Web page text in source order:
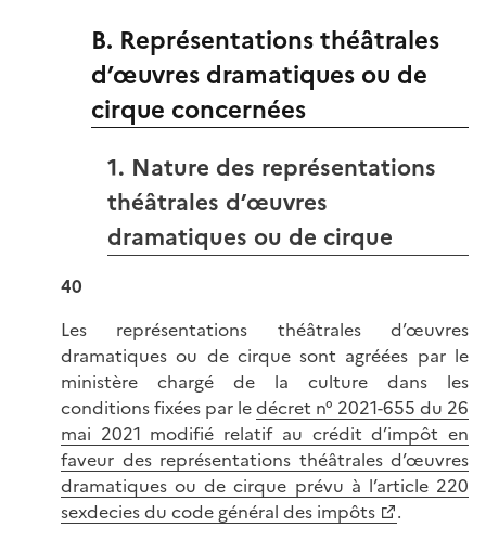
B. Représentations théâtrales
d’œuvres dramatiques ou de
cirque concernées
1. Nature des représentations
théâtrales d’œuvres
dramatiques ou de cirque
40
Les représentations théâtrales d’œuvres
dramatiques ou de cirque sont agréées par le
ministère chargé de la culture dans les
conditions fixées par ledécret n° 2021-655 du 26
mai 2021 modifié relatif au crédit d’impôt en
faveur des représentations théâtrales d’œuvres
dramatiques ou de cirque prévu à l’article 220
sexdecies du code général des impôts
.